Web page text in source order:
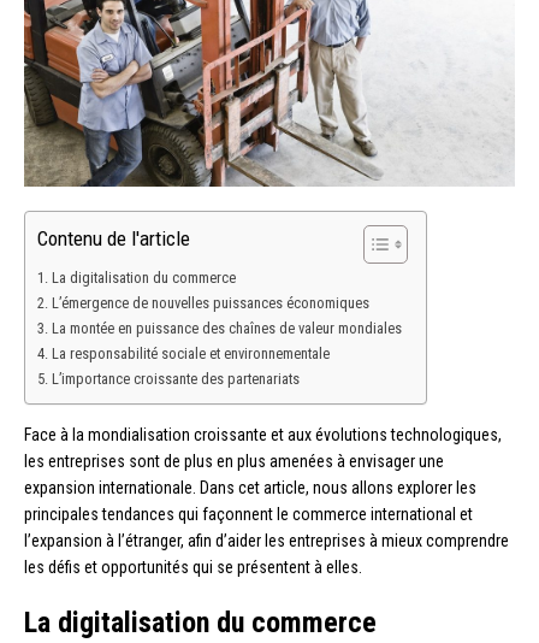
Contenu de l'article
La digitalisation du commerce
L’émergence de nouvelles puissances économiques
La montée en puissance des chaînes de valeur mondiales
La responsabilité sociale et environnementale
L’importance croissante des partenariats
Face à la mondialisation croissante et aux évolutions technologiques,
les entreprises sont de plus en plus amenées à envisager une
expansion internationale. Dans cet article, nous allons explorer les
principales tendances qui façonnent le commerce international et
l’expansion à l’étranger, afin d’aider les entreprises à mieux comprendre
les défis et opportunités qui se présentent à elles.
La digitalisation du commerce